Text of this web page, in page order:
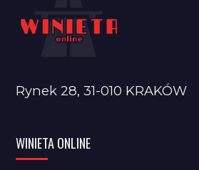
Rynek 28, 31-010 KRAKÓW
WINIETA ONLINE